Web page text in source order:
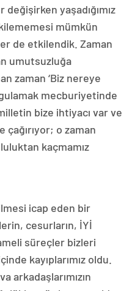
yaşadığımız
mümkün
de etkilendik. Zaman
umutsuzluğa
zaman ‘Biz nereye
mecburiyetinde
bize ihtiyacı var ve
o zaman
kaçmamız
icap eden bir
cesurların, İYİ
süreçler bizleri
kayıplarımız oldu.
arkadaşlarımızın